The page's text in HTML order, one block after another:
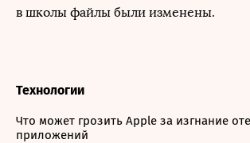
в школы файлы были изменены.
Технологии
Что может грозить Apple за изгнание
приложений